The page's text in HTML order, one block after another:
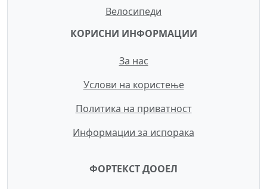
Велосипеди
КОРИСНИ ИНФОРМАЦИИ
За нас
Услови на користење
Политика на приватност
Информации за испорака
ФОРТЕКСТ ДООЕЛ